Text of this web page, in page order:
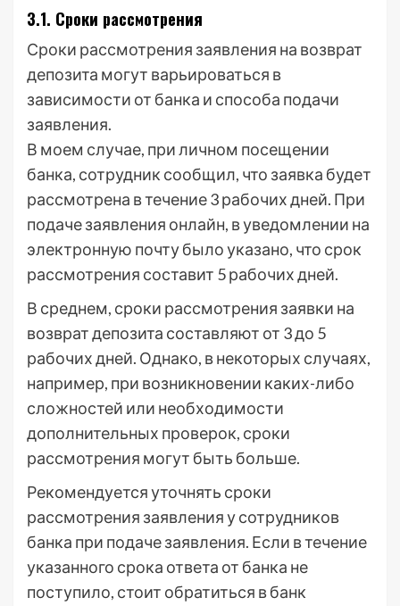
3.1. Сроки рассмотрения
Сроки рассмотрения заявления на возврат
депозита могут варьироваться в
зависимости от банка и способа подачи
заявления.
В моем случае, при личном посещении
банка, сотрудник сообщил, что заявка будет
рассмотрена в течение 3 рабочих дней. При
подаче заявления онлайн, в уведомлении на
электронную почту было указано, что срок
рассмотрения составит 5 рабочих дней.
В среднем, сроки рассмотрения заявки на
возврат депозита составляют от 3 до 5
рабочих дней. Однако, в некоторых случаях,
например, при возникновении каких-либо
сложностей или необходимости
дополнительных проверок, сроки
рассмотрения могут быть больше.
Рекомендуется уточнять сроки
рассмотрения заявления у сотрудников
банка при подаче заявления. Если в течение
указанного срока ответа от банка не
поступило, стоит обратиться в банк